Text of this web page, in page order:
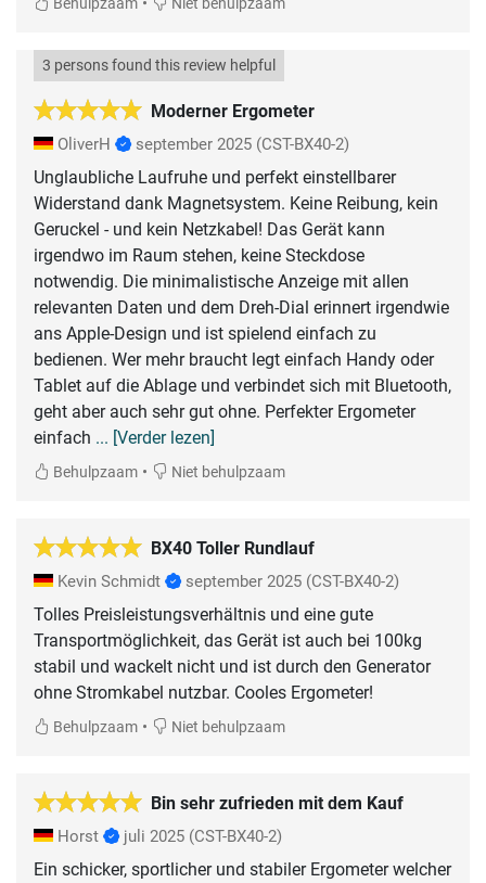
Moderner Ergometer
3 persons found this review helpful
OliverH september 2025 (CST-BX40-2)
Unglaubliche Laufruhe und perfekt einstellbarer
Widerstand dank Magnetsystem. Keine Reibung, kein
Geruckel - und kein Netzkabel! Das Gerät kann
irgendwo im Raum stehen, keine Steckdose
notwendig. Die minimalistische Anzeige mit allen
relevanten Daten und dem Dreh-Dial erinnert irgendwie
ans Apple-Design und ist spielend einfach zu
bedienen. Wer mehr braucht legt einfach Handy oder
Tablet auf die Ablage und verbindet sich mit Bluetooth,
geht aber auch sehr gut ohne. Perfekter Ergometer
einfach ... [Verder lezen]
Behulpzaam • Niet behulpzaam
BX40 Toller Rundlauf
Kevin Schmidt september 2025 (CST-BX40-2)
Tolles Preisleistungsverhältnis und eine gute
Transportmöglichkeit, das Gerät ist auch bei 100kg
stabil und wackelt nicht und ist durch den Generator
ohne Stromkabel nutzbar. Cooles Ergometer!
Behulpzaam • Niet behulpzaam
Bin sehr zufrieden mit dem Kauf
Horst juli 2025 (CST-BX40-2)
Ein schicker, sportlicher und stabiler Ergometer welcher